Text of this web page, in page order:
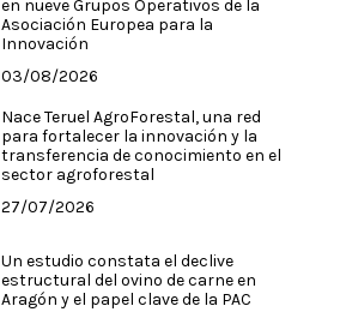
en nueve Grupos Operativos de la
Asociación Europea para la
Innovación
03/08/2026
Nace Teruel AgroForestal, una red
para fortalecer la innovación y la
transferencia de conocimiento en el
sector agroforestal
27/07/2026
Un estudio constata el declive
estructural del ovino de carne en
Aragón y el papel clave de la PAC